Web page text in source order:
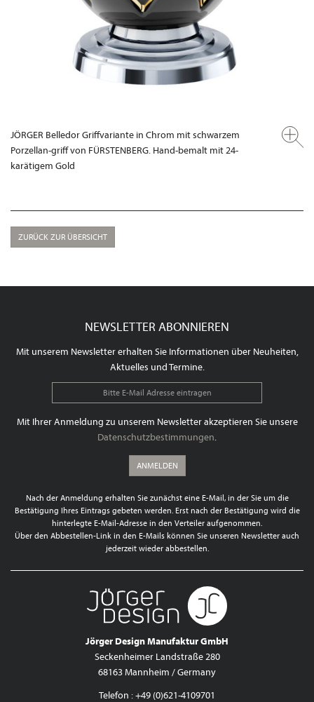
JÖRGER Belledor Griffvariante in Chrom mit schwarzem
Porzellan-griff von FÜRSTENBERG. Hand-bemalt mit 24-
karätigem Gold
ZURÜCK ZUR ÜBERSICHT
NEWSLETTER ABONNIEREN
Mit unserem Newsletter erhalten Sie Informationen über Neuheiten,
Aktuelles und Termine.
Mit Ihrer Anmeldung zu unserem Newsletter akzeptieren Sie unsere
Datenschutzbestimmungen.
ANMELDEN
Nach der Anmeldung erhalten Sie zunächst eine E-Mail, in der Sie um die
Bestätigung Ihres Eintrags gebeten werden. Erst nach der Bestätigung wird die
hinterlegte E-Mail-Adresse in den Verteiler aufgenommen.
Über den Abbestellen-Link in den E-Mails können Sie unseren Newsletter auch
jederzeit wieder abbestellen.
Jörger Design Manufaktur GmbH
Seckenheimer Landstraße 280
68163 Mannheim / Germany
Telefon : +49 (0)621-4109701